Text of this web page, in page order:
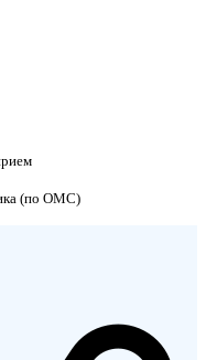
(по ОМС)